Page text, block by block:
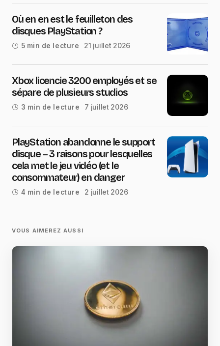
Où en en est le feuilleton des
disques PlayStation ?
5 min de lecture 21 juillet 2026
Xbox licencie 3200 employés et se
sépare de plusieurs studios
3 min de lecture 7 juillet 2026
PlayStation abandonne le support
disque – 3 raisons pour lesquelles
cela met le jeu vidéo (et le
consommateur) en danger
4 min de lecture 2 juillet 2026
VOUS AIMEREZ AUSSI